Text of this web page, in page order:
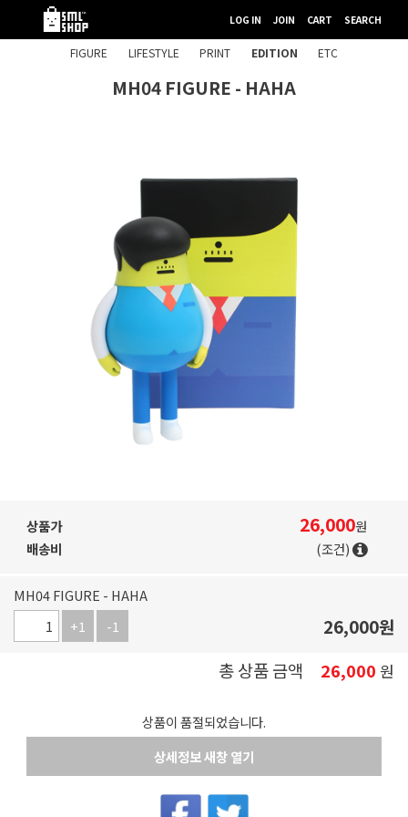
LOG IN JOIN CART SEARCH
FIGURE LIFESTYLE PRINT EDITION ETC
MH04 FIGURE - HAHA
상품가 26,000원
배송비
(조건)
MH04 FIGURE - HAHA
+1
-1 26,000원
총 상품 금액
26,000 원
상품이 품절되었습니다.
상세정보 새창 열기